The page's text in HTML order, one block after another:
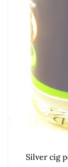
Silver cig